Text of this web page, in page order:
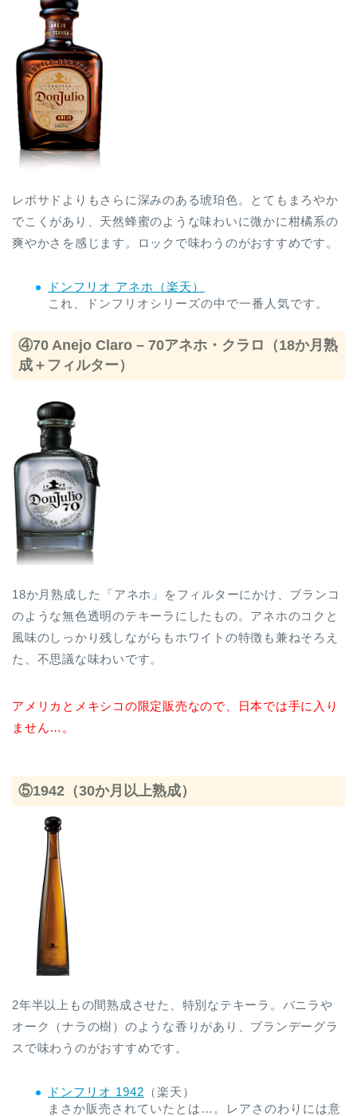
レポサドよりもさらに深みのある琥珀色。とてもまろやか
でこくがあり、天然蜂蜜のような味わいに微かに柑橘系の
爽やかさを感じます。ロックで味わうのがおすすめです。
ドンフリオ アネホ（楽天）
これ、ドンフリオシリーズの中で一番人気です。
④70 Anejo Claro – 70アネホ・クラロ（18か月熟
成＋フィルター）
18か月熟成した「アネホ」をフィルターにかけ、ブランコ
のような無色透明のテキーラにしたもの。アネホのコクと
風味のしっかり残しながらもホワイトの特徴も兼ねそろえ
た、不思議な味わいです。
アメリカとメキシコの限定販売なので、日本では手に入り
ません…。
⑤1942（30か月以上熟成）
2年半以上もの間熟成させた、特別なテキーラ。バニラや
オーク（ナラの樹）のような香りがあり、ブランデーグラ
スで味わうのがおすすめです。
ドンフリオ 1942 （楽天）
まさか販売されていたとは…。レアさのわりには意